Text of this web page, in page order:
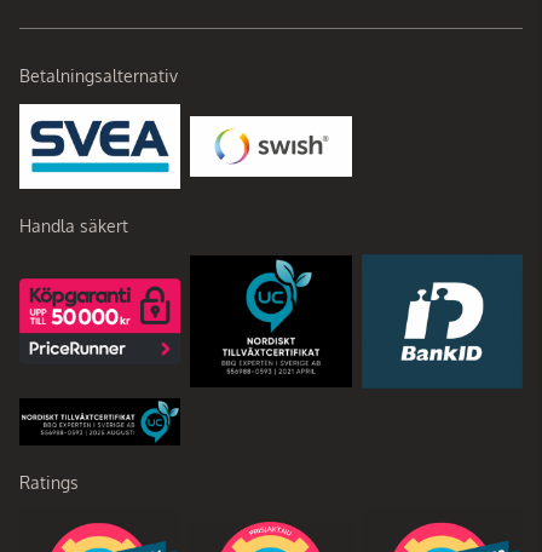
Betalningsalternativ
Handla säkert
Ratings